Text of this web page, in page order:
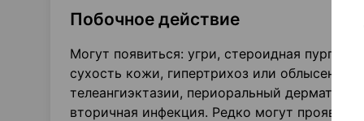
Побочное действие
Могут появиться: угри, стероидная
сухость кожи, гипертрихоз или облысение,
телеангиэктазии, периоральный дерматит,
вторичная инфекция. Редко могут